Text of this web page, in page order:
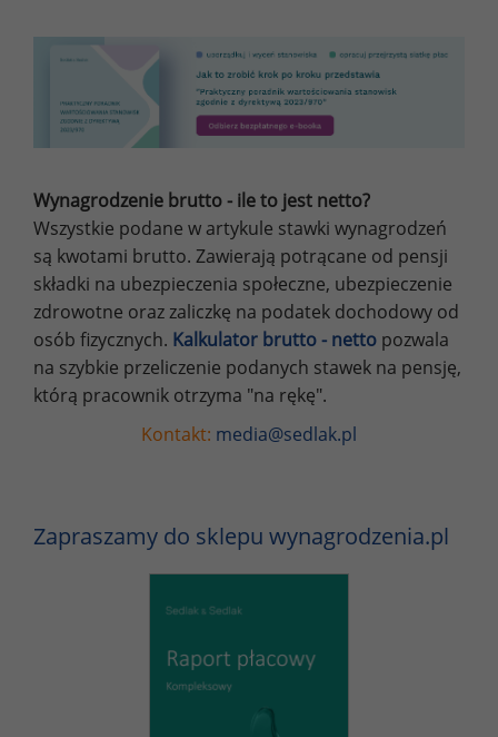
Wynagrodzenie brutto - ile to jest netto?
Wszystkie podane w artykule stawki wynagrodzeń
są kwotami brutto. Zawierają potrącane od pensji
składki na ubezpieczenia społeczne, ubezpieczenie
zdrowotne oraz zaliczkę na podatek dochodowy od
osób fizycznych. Kalkulator brutto - netto pozwala
na szybkie przeliczenie podanych stawek na pensję,
którą pracownik otrzyma "na rękę".
Kontakt: media@sedlak.pl
Zapraszamy do sklepu wynagrodzenia.pl